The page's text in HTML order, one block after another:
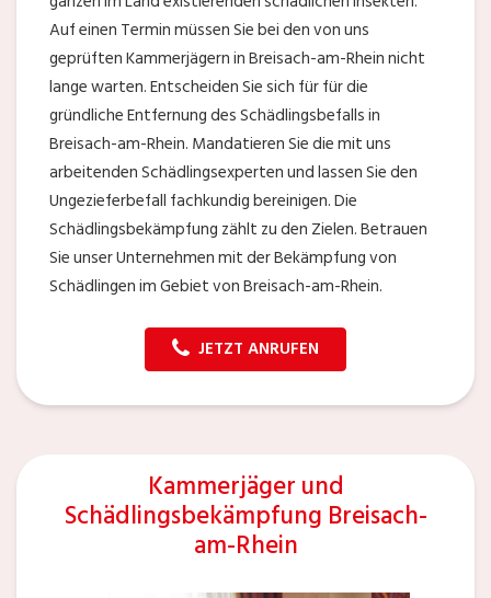
Auf einen Termin müssen Sie bei den von uns
geprüften Kammerjägern in Breisach-am-Rhein nicht
lange warten. Entscheiden Sie sich für für die
gründliche Entfernung des Schädlingsbefalls in
Breisach-am-Rhein. Mandatieren Sie die mit uns
arbeitenden Schädlingsexperten und lassen Sie den
Ungezieferbefall fachkundig bereinigen. Die
Schädlingsbekämpfung zählt zu den Zielen. Betrauen
Sie unser Unternehmen mit der Bekämpfung von
Schädlingen im Gebiet von Breisach-am-Rhein.
JETZT ANRUFEN
Kammerjäger und
Schädlingsbekämpfung Breisach-
am-Rhein